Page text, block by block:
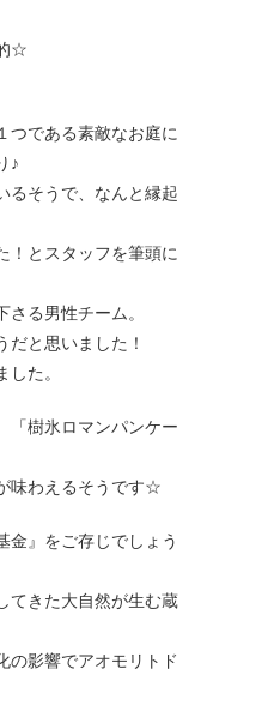
☆
つである素敵なお庭に
♪
るそうで、なんと縁起
！とスタッフを筆頭に
る男性チーム。
だと思いました！
た。
「樹氷ロマンパンケー
味わえるそうです☆
金』をご存じでしょう
てきた大自然が生む蔵
の影響でアオモリトド